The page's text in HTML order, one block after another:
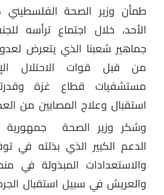
طمأن وزير الصحة الفلسطيني
الأحد، خلال اجتماع ترأسه
جماهير شعبنا الذي يتعرض
من قبل قوات الاحتلال
مستشفيات قطاع غزة
استقبال وعلاج المصابين من
وشكر وزير الصحة جمهورية
الدعم الكبير الذي بذلته في
والاستعدادات المبذولة في
والعريش في سبيل استقبال